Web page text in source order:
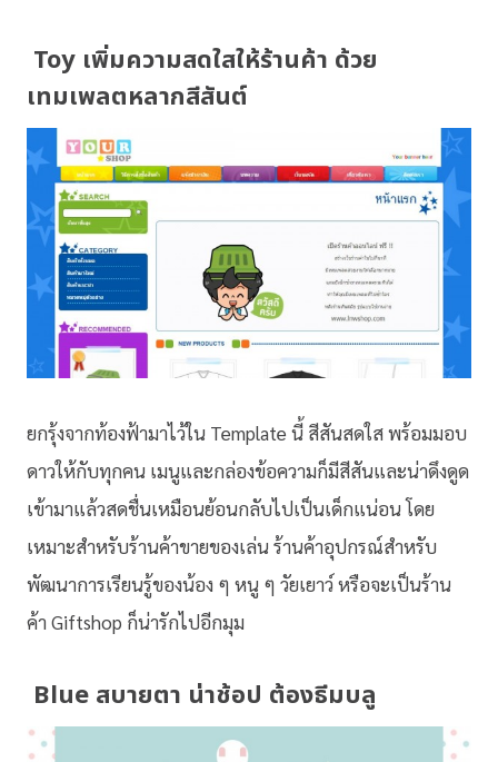
Toy เพิ่มความสดใสให้ร้านค้า ด้วย
เทมเพลตหลากสีสันต์
ยกรุ้งจากท้องฟ้ามาไว้ใน Template นี้ สีสันสดใส พร้อมมอบ
ดาวให้กับทุกคน เมนูและกล่องข้อความก็มีสีสันและน่าดึงดูด
เข้ามาแล้วสดชื่นเหมือนย้อนกลับไปเป็นเด็กแน่อน โดย
เหมาะสำหรับร้านค้าขายของเล่น ร้านค้าอุปกรณ์สำหรับ
พัฒนาการเรียนรู้ของน้อง ๆ หนู ๆ วัยเยาว์ หรือจะเป็นร้าน
ค้า Giftshop ก็น่ารักไปอีกมุม
Blue สบายตา น่าช้อป ต้องธีมบลู